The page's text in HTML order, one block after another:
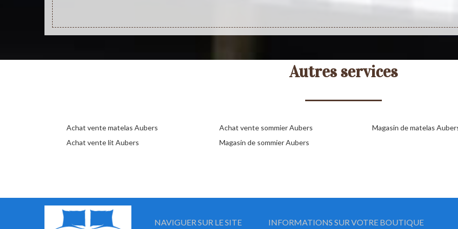
Autres services
Achat vente matelas Aubers
Achat vente lit Aubers
Achat vente sommier Aubers
Magasin de sommier Aubers
Magasin de matelas
NAVIGUER SUR LE SITE INFORMATIONS SUR VOTRE BOUTIQUE